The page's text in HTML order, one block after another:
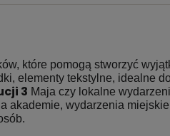
które pomogą stworzyć
elementy tekstylne, idealne
3 Maja czy lokalne
akademie, wydarzenia